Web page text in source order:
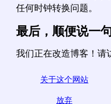
任何时钟转换问题。
最后，顺便说一
我们正在改造博客！请
关于这个网站
放弃